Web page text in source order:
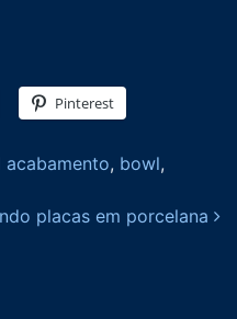
Pinterest
acabamento, bowl,
placas em porcelana